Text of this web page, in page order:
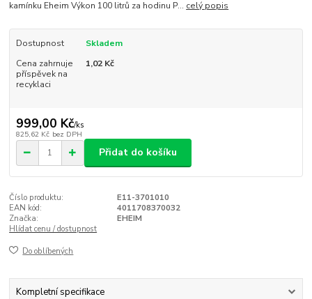
kamínku Eheim Výkon 100 litrů za hodinu P... celý popis
Dostupnost
Skladem
Cena zahrnuje
příspěvek na
recyklaci
1,02 Kč
999,00 Kč/ks
825,62 Kč bez DPH
Přidat do košíku
Číslo produktu:
E11-3701010
EAN kód:
4011708370032
Značka:
EHEIM
Hlídat cenu / dostupnost
Do oblíbených
Kompletní specifikace